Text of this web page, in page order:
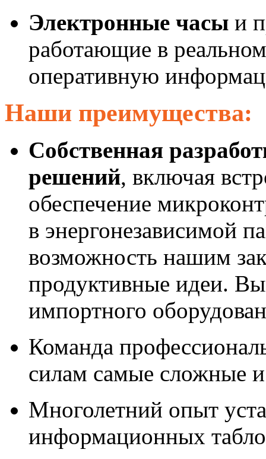
Электронные часы и
работающие в
оперативную
Наши преимущества:
Собственная
решений, включая
обеспечение
в энергонезависимой
возможность нашим
продуктивные идеи.
импортного
Команда
силам самые сложные
Многолетний опыт
информационных